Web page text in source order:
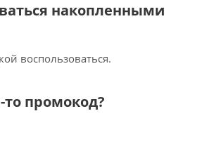
накопленными
воспользоваться.
промокод?